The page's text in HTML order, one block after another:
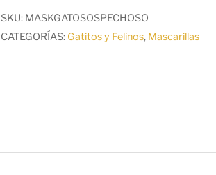
cantidad
SKU: MASKGATOSOSPECHOSO
CATEGORÍAS: Gatitos y Felinos, Mascarillas